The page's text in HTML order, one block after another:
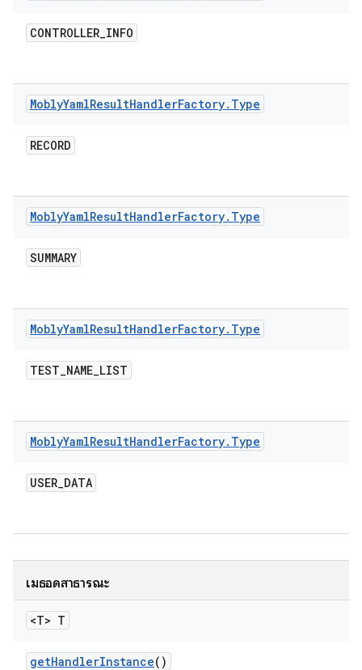
CONTROLLER_INFO
MoblyYamlResultHandlerFactory. Type
RECORD
MoblyYamlResultHandlerFactory. Type
SUMMARY
MoblyYamlResultHandlerFactory. Type
TEST_NAME_LIST
MoblyYamlResultHandlerFactory. Type
USER_DATA
เมธอดสาธารณะ
<T> T
getHandlerInstance()